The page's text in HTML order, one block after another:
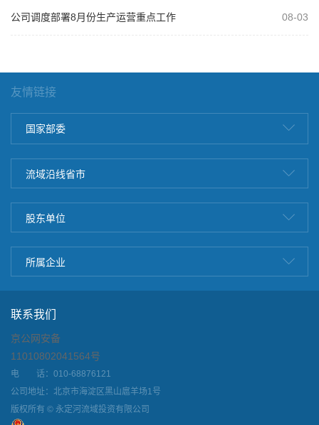
公司调度部署8月份生产运营重点工作 08-03
友情链接
国家部委
流域沿线省市
股东单位
所属企业
联系我们
京公网安备
11010802041564号
电 话：010-68876121
公司地址：北京市海淀区黑山扈羊场1号
版权所有 © 永定河流域投资有限公司